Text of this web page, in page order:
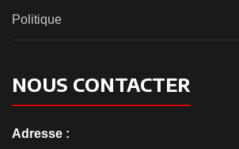
Politique
NOUS CONTACTER
Adresse :